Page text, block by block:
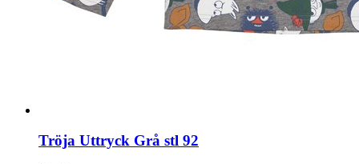
Tröja Uttryck Grå stl 92